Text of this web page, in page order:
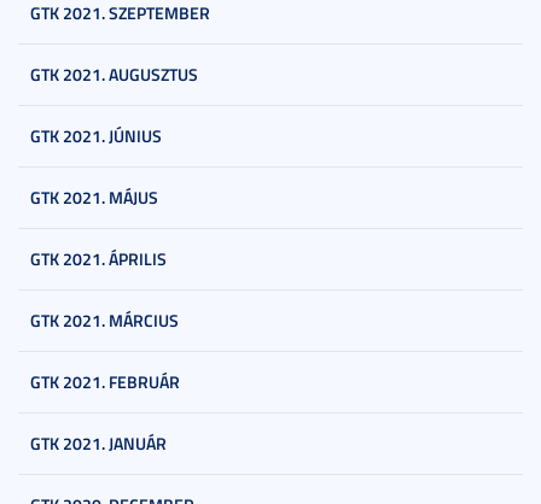
GTK 2021. SZEPTEMBER
GTK 2021. AUGUSZTUS
GTK 2021. JÚNIUS
GTK 2021. MÁJUS
GTK 2021. ÁPRILIS
GTK 2021. MÁRCIUS
GTK 2021. FEBRUÁR
GTK 2021. JANUÁR